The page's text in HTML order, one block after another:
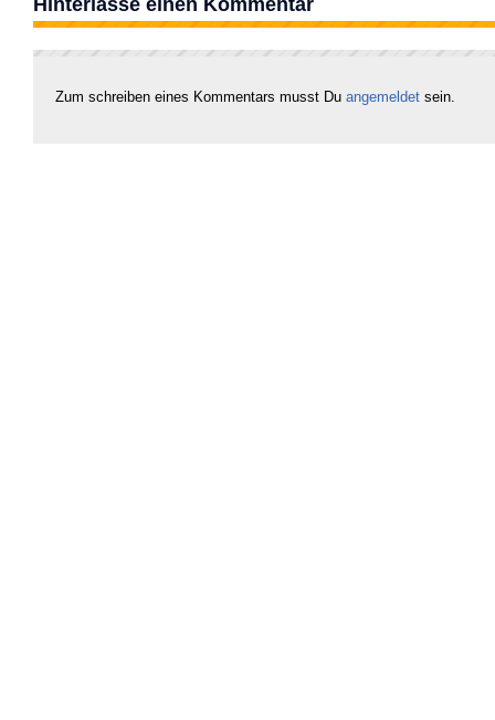
Hinterlasse einen Kommentar
Zum schreiben eines Kommentars musst Du angemeldet sein.